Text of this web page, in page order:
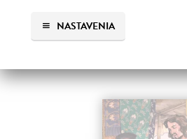
NASTAVENIA
35,00 €